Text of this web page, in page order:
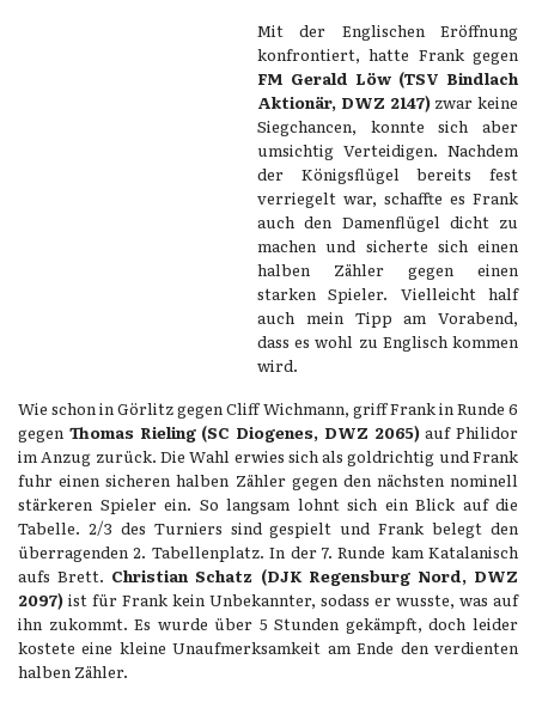
Mit der Englischen Eröffnung
konfrontiert, hatte Frank gegen
FM Gerald Löw (TSV Bindlach
Aktionär, DWZ 2147)zwar keine
Siegchancen, konnte sich aber
umsichtig Verteidigen. Nachdem
der Königsflügel bereits fest
verriegelt war, schaffte es Frank
auch den Damenflügel dicht zu
machen und sicherte sich einen
halben Zähler gegen einen
starken Spieler. Vielleicht half
auch mein Tipp am Vorabend,
dass es wohl zu Englisch kommen
wird.
Wie schon in Görlitz gegen Cliff Wichmann, griff Frank in Runde 6
gegen Thomas Rieling (SC Diogenes, DWZ 2065)auf Philidor
im Anzug zurück. Die Wahl erwies sich als goldrichtig und Frank
fuhr einen sicheren halben Zähler gegen den nächsten nominell
stärkeren Spieler ein. So langsam lohnt sich ein Blick auf die
Tabelle. 2/3 des Turniers sind gespielt und Frank belegt den
überragenden 2. Tabellenplatz. In der 7. Runde kam Katalanisch
aufs Brett. Christian Schatz (DJK Regensburg Nord, DWZ
2097) ist für Frank kein Unbekannter, sodass er wusste, was auf
ihn zukommt. Es wurde über 5 Stunden gekämpft, doch leider
kostete eine kleine Unaufmerksamkeit am Ende den verdienten
halben Zähler.